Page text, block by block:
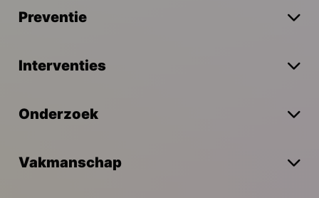
Preventie
Interventies
Onderzoek
Vakmanschap